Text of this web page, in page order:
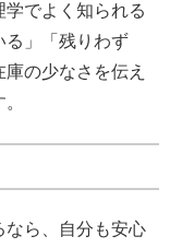
でよく知られる
る」「残りわず
の少なさを伝え
なら、自分も安心